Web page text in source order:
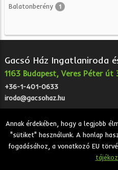
Annak érdekében, hogy a legjobb
"sütiket" használunk. A honlap
fogadásához, a vonatkozó EU
Balatonberény 1
Gacsó Ház Ingatlaniroda
1163 Budapest, Veres Péter út
+36-1-401-0633
iroda@gacsohaz.hu
2026 © Gacsó Ház